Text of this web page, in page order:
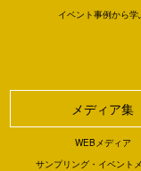
イベント事例から学
メディア集
WEBメディア
サンプリング・イベント